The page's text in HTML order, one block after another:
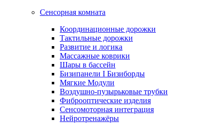
Сенсорная комната
Координационные дорожки
Тактильные дорожки
Развитие и логика
Массажные коврики
Шары в бассейн
Бизипанели I Бизиборды
Мягкие Модули
Воздушно-пузырьковые трубки
Фиброоптические изделия
Сенсомоторная интеграция
Нейротренажёры